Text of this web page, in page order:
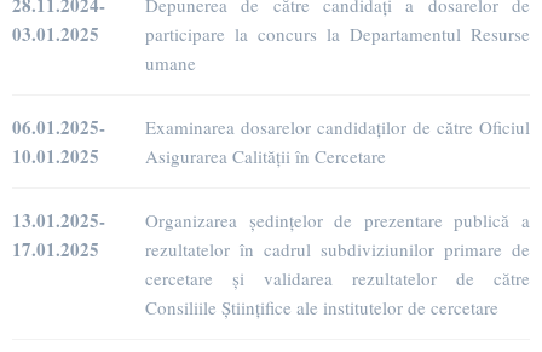
03.01.2025
participare la concurs la Departamentul Resurse
umane
06.01.2025-
10.01.2025
Examinarea dosarelor candidaților de către Oficiul
Asigurarea Calității în Cercetare
13.01.2025-
17.01.2025
Organizarea ședințelor de prezentare publică a
rezultatelor în cadrul subdiviziunilor primare de
cercetare și validarea rezultatelor de către
Consiliile Științifice ale institutelor de cercetare